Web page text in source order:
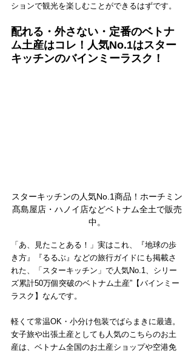
ションで観光を楽しむことができるはずです。
配れる・外さない・定番のベトナ
ム土産はコレ！人気No.1はスター
キッチンのバインミーラスク！
スターキッチンの人気No.1商品！ホーチミン
髙島屋店・ハノイ店などベトナム全土で販売
中。
「あ、見たことある！」実はこれ、『地球の歩
き方』『るるぶ』などの旅行ガイドにも掲載さ
れた、「スターキッチン」で人気No.1、シリー
ズ累計50万個突破のベトナム土産”【バインミー
ラスク】なんです。
軽くて常温OK・小分け包装でばらまきに最適。
女子旅や出張土産としても人気のこちらのお土
産は、ベトナム全国のお土産ショップや空港免